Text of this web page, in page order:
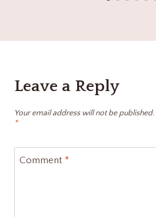
Leave a Reply
Your email address will not be published.
*
Comment *